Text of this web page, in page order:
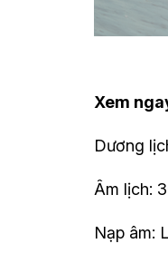
Xem
Dương
Âm lịch:
Nạp âm: